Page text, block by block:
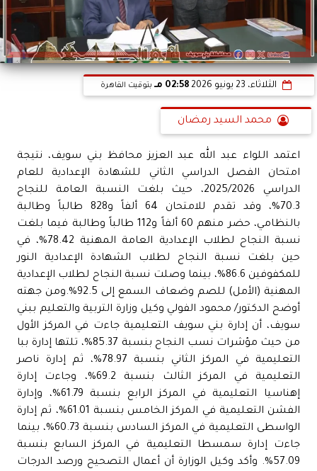
الثلاثاء، 23 يونيو 2026 02:58 مـ بتوقيت القاهرة
محمد السيد رمضان
اعتمد اللواء عبد الله عبد العزيز محافظ بني سويف، نتيجة
امتحان الفصل الدراسي الثاني للشهادة الإعدادية للعام
الدراسي 2025/2026، حيث بلغت النسبة العامة للنجاح
70.3%، وقد تقدم للامتحان 64 ألفاً و828 طالباً وطالبة
بالنظامي، حضر منهم 60 ألفاً و112 طالباً وطالبة فيما بلغت
نسبة النجاح لطلاب الإعدادية العامة المهنية 78.42%، في
حين بلغت نسبة النجاح لطلاب الشهادة الإعدادية النور
للمكفوفين 86.6%، بينما وصلت نسبة النجاح لطلاب الإعدادية
المهنية (الأمل) للصم وضعاف السمع إلى 92.5%.ومن جهته
أوضح الدكتور/ محمود الفولي وكيل وزارة التربية والتعليم ببني
سويف، أن إدارة بني سويف التعليمية جاءت في المركز الأول
من حيث مؤشرات نسب النجاح بنسبة 85.37%، تلتها إدارة ببا
التعليمية في المركز الثاني بنسبة 78.97%، ثم إدارة ناصر
التعليمية في المركز الثالث بنسبة 69.2%، وجاءت إدارة
إهناسيا التعليمية في المركز الرابع بنسبة 61.79%، وإدارة
الفشن التعليمية في المركز الخامس بنسبة 61.01%، ثم إدارة
الواسطى التعليمية في المركز السادس بنسبة 60.73%، بينما
جاءت إدارة سمسطا التعليمية في المركز السابع بنسبة
57.09%. وأكد وكيل الوزارة أن أعمال التصحيح ورصد الدرجات